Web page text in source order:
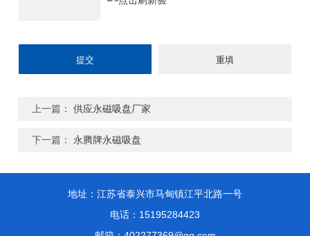
上一篇：供应永磁吸盘厂家
下一篇： 永腾牌永磁吸盘
地址：江苏省泰兴市马甸镇江平北路一号
电话：15195284423